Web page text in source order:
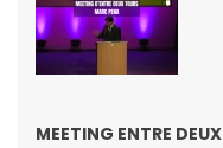
MEETING ENTRE